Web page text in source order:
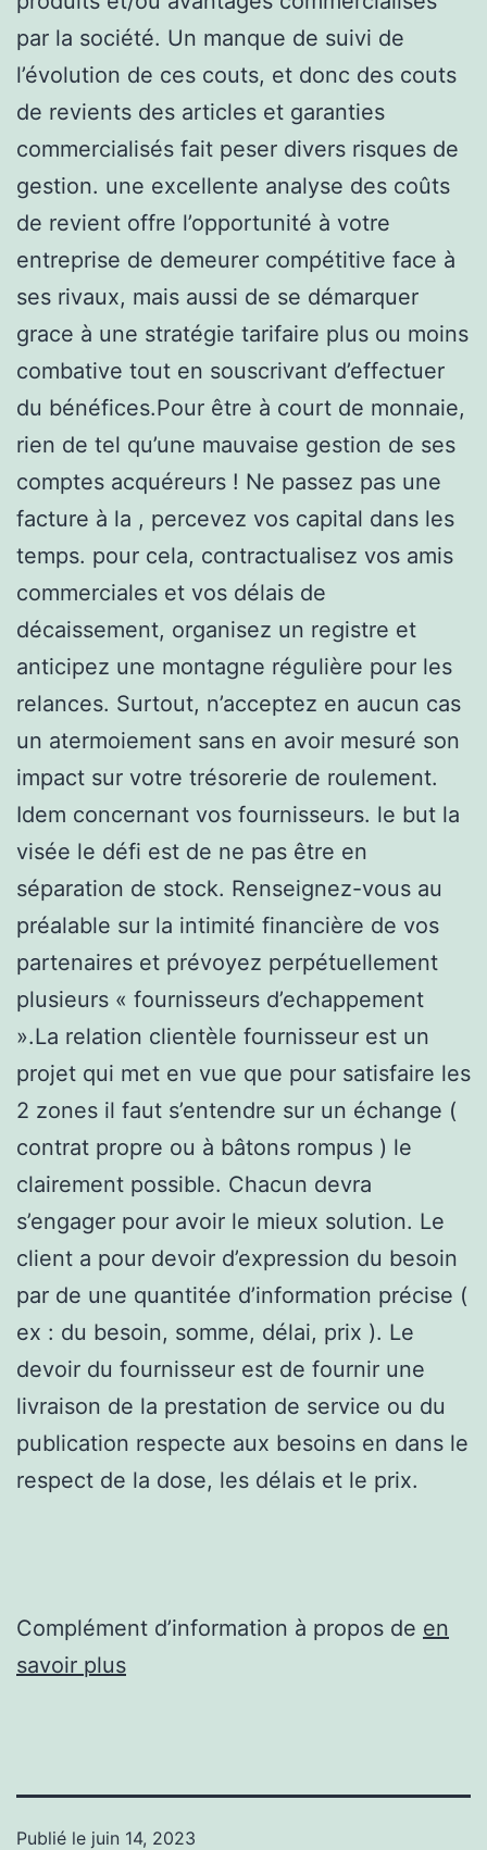
par la société. Un manque de suivi de
l’évolution de ces couts, et donc des couts
de revients des articles et garanties
commercialisés fait peser divers risques de
gestion. une excellente analyse des coûts
de revient offre l’opportunité à votre
entreprise de demeurer compétitive face à
ses rivaux, mais aussi de se démarquer
grace à une stratégie tarifaire plus ou moins
combative tout en souscrivant d’effectuer
du bénéfices.Pour être à court de monnaie,
rien de tel qu’une mauvaise gestion de ses
comptes acquéreurs ! Ne passez pas une
facture à la , percevez vos capital dans les
temps. pour cela, contractualisez vos amis
commerciales et vos délais de
décaissement, organisez un registre et
anticipez une montagne régulière pour les
relances. Surtout, n’acceptez en aucun cas
un atermoiement sans en avoir mesuré son
impact sur votre trésorerie de roulement.
Idem concernant vos fournisseurs. le but la
visée le défi est de ne pas être en
séparation de stock. Renseignez-vous au
préalable sur la intimité financière de vos
partenaires et prévoyez perpétuellement
plusieurs « fournisseurs d’echappement
».La relation clientèle fournisseur est un
projet qui met en vue que pour satisfaire les
2 zones il faut s’entendre sur un échange (
contrat propre ou à bâtons rompus ) le
clairement possible. Chacun devra
s’engager pour avoir le mieux solution. Le
client a pour devoir d’expression du besoin
par de une quantitée d’information précise (
ex : du besoin, somme, délai, prix ). Le
devoir du fournisseur est de fournir une
livraison de la prestation de service ou du
publication respecte aux besoins en dans le
respect de la dose, les délais et le prix.
Complément d’information à propos de en
savoir plus
Publié le juin 14, 2023